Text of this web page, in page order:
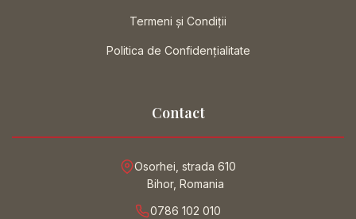
Termeni și Condiții
Politica de Confidențialitate
Contact
Osorhei, strada 610
Bihor, Romania
0786 102 010